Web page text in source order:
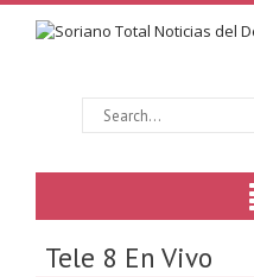
Tele 8 En Vivo